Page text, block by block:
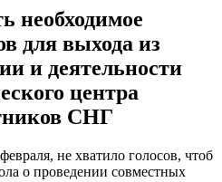
необходимое
для выхода из
и деятельности
центра
СНГ
не хватило голосов, чтоб
о проведении совместных